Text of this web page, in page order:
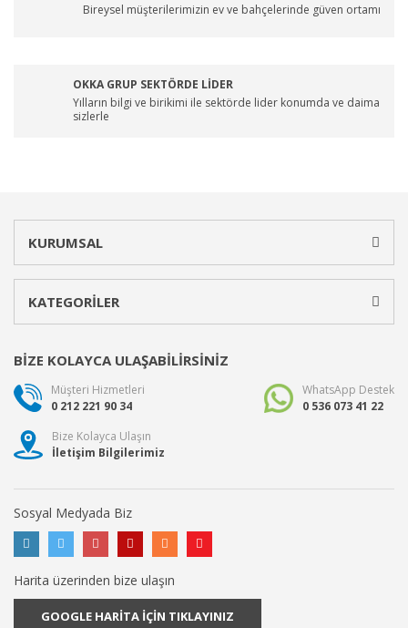
Bireysel müşterilerimizin ev ve bahçelerinde güven ortamı
OKKA GRUP SEKTÖRDE LİDER
Yılların bilgi ve birikimi ile sektörde lider konumda ve daima
sizlerle
KURUMSAL
KATEGORİLER
BİZE KOLAYCA ULAŞABİLİRSİNİZ
Müşteri Hizmetleri
0 212 221 90 34
WhatsApp Destek
0 536 073 41 22
Bize Kolayca Ulaşın
İletişim Bilgilerimiz
Sosyal Medyada Biz
Harita üzerinden bize ulaşın
GOOGLE HARİTA İÇİN TIKLAYINIZ